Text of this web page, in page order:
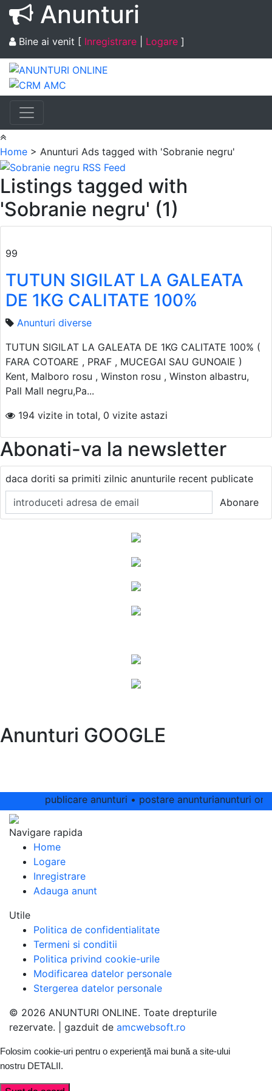
Anunturi
Bine ai venit [ Inregistrare Logare ]
Home > Anunturi Ads tagged with 'Sobranie negru'
Listings tagged with
'Sobranie negru' (1)
99
TUTUN SIGILAT LA GALEATA
DE 1KG CALITATE 100%
Anunturi diverse
TUTUN SIGILAT LA GALEATA DE 1KG CALITATE 100% (
FARA COTOARE , PRAF , MUCEGAI SAU GUNOAIE )
Kent, Malboro rosu , Winston rosu , Winston albastru,
Pall Mall negru,Pa...
194 vizite in total, 0 vizite astazi
Abonati-va la newsletter
daca doriti sa primiti zilnic anunturile recent publicate
Anunturi GOOGLE
publicare anunturi • postare anunturianunturi
Navigare rapida
Home
Logare
Inregistrare
Adauga anunt
Utile
Politica de confidentialitate
Termeni si conditii
Politica privind cookie-urile
Modificarea datelor personale
Stergerea datelor personale
© 2026 ANUNTURI ONLINE. Toate drepturile
rezervate. | gazduit de amcwebsoft.ro
Folosim cookie-uri pentru o experienţă mai bună a site-ului
nostru DETALII .